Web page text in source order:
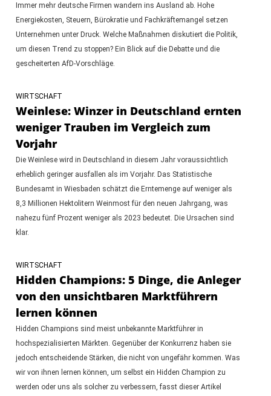
Immer mehr deutsche Firmen wandern ins Ausland ab. Hohe
Energiekosten, Steuern, Bürokratie und Fachkräftemangel setzen
Unternehmen unter Druck. Welche Maßnahmen diskutiert die Politik,
um diesen Trend zu stoppen? Ein Blick auf die Debatte und die
gescheiterten AfD-Vorschläge.
WIRTSCHAFT
Weinlese: Winzer in Deutschland ernten
weniger Trauben im Vergleich zum
Vorjahr
Die Weinlese wird in Deutschland in diesem Jahr voraussichtlich
erheblich geringer ausfallen als im Vorjahr. Das Statistische
Bundesamt in Wiesbaden schätzt die Erntemenge auf weniger als
8,3 Millionen Hektolitern Weinmost für den neuen Jahrgang, was
nahezu fünf Prozent weniger als 2023 bedeutet. Die Ursachen sind
klar.
WIRTSCHAFT
Hidden Champions: 5 Dinge, die Anleger
von den unsichtbaren Marktführern
lernen können
Hidden Champions sind meist unbekannte Marktführer in
hochspezialisierten Märkten. Gegenüber der Konkurrenz haben sie
jedoch entscheidende Stärken, die nicht von ungefähr kommen. Was
wir von ihnen lernen können, um selbst ein Hidden Champion zu
werden oder uns als solcher zu verbessern, fasst dieser Artikel